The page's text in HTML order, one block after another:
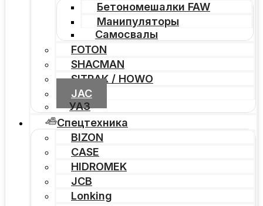
Бетономешалки FAW
Манипуляторы
Самосвалы
FOTON
SHACMAN
SITRAK / HOWO
JAC
УАЗ
Спецтехника
BIZON
CASE
HIDROMEK
JCB
Lonking